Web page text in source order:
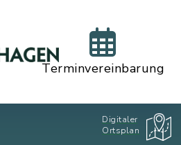
Terminvereinbarung
Digitaler
Ortsplan